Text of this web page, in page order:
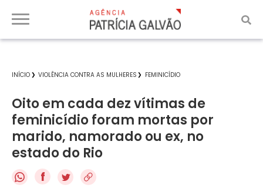
INÍCIO VIOLÊNCIA CONTRA AS MULHERES FEMINICÍDIO
Oito em cada dez vítimas de
feminicídio foram mortas por
marido, namorado ou ex, no
estado do Rio
f